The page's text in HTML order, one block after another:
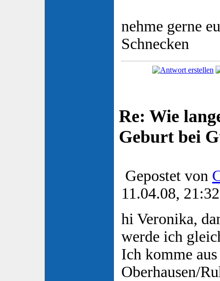
nehme gerne
Schnecken
Re: Wie
Geburt bei
Gepostet von
11.04.08, 21:32
hi Veronika,
werde ich
Ich komme aus
Oberhausen/